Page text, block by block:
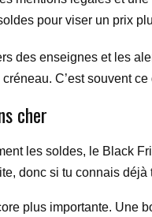
pour viser un prix
des enseignes et les
C’est souvent
cher
les soldes, le Black
donc si tu connais
plus importante. Une